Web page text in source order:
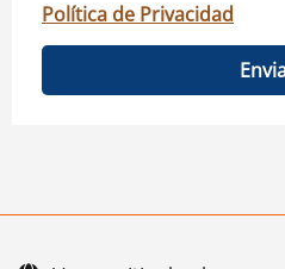
Política de Privacidad